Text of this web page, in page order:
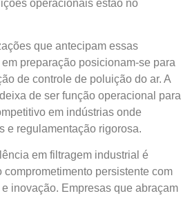
operacionais estão no
que antecipam essas
preparação posicionam-se para
de controle de poluição do ar. A
de ser função operacional para
em indústrias onde
e regulamentação rigorosa.
em filtragem industrial é
persistente com
inovação. Empresas que abraçam